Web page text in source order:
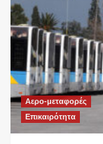
Αερο-μεταφορές
Επικαιρότητα